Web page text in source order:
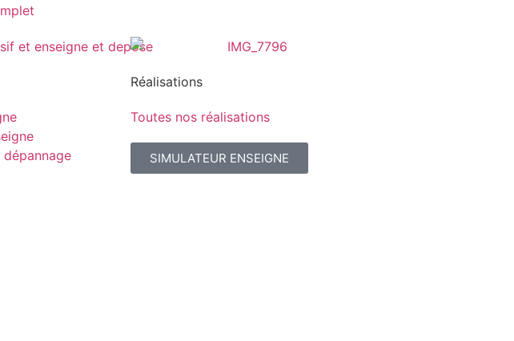
Réalisations
Toutes nos réalisations
SIMULATEUR ENSEIGNE